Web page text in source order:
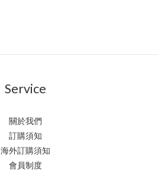
Service
關於我們
訂購須知
海外訂購須知
會員制度